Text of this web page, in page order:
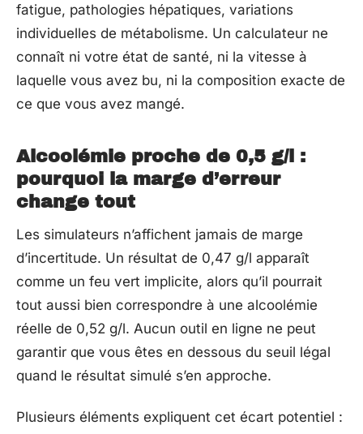
fatigue, pathologies hépatiques, variations
individuelles de métabolisme. Un calculateur ne
connaît ni votre état de santé, ni la vitesse à
laquelle vous avez bu, ni la composition exacte de
ce que vous avez mangé.
Alcoolémie proche de 0,5 g/l :
pourquoi la marge d’erreur
change tout
Les simulateurs n’affichent jamais de marge
d’incertitude. Un résultat de 0,47 g/l apparaît
comme un feu vert implicite, alors qu’il pourrait
tout aussi bien correspondre à une alcoolémie
réelle de 0,52 g/l. Aucun outil en ligne ne peut
garantir que vous êtes en dessous du seuil légal
quand le résultat simulé s’en approche.
Plusieurs éléments expliquent cet écart potentiel :